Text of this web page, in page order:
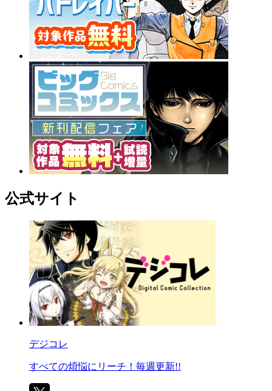
公式サイト
デジコレ
すべての煩悩にリーチ！毎週更新!!